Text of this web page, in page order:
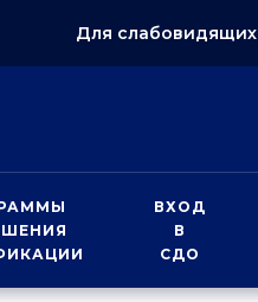
Для слабовидящих
ВХОД
В
СДО